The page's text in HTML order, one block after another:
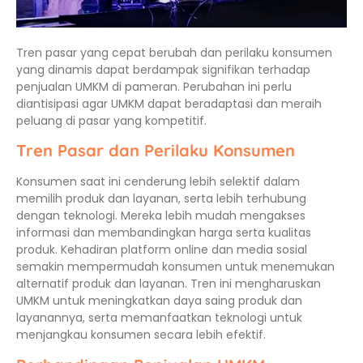
Tren pasar yang cepat berubah dan perilaku konsumen
yang dinamis dapat berdampak signifikan terhadap
penjualan UMKM di pameran. Perubahan ini perlu
diantisipasi agar UMKM dapat beradaptasi dan meraih
peluang di pasar yang kompetitif.
Tren Pasar dan Perilaku Konsumen
Konsumen saat ini cenderung lebih selektif dalam
memilih produk dan layanan, serta lebih terhubung
dengan teknologi. Mereka lebih mudah mengakses
informasi dan membandingkan harga serta kualitas
produk. Kehadiran platform online dan media sosial
semakin mempermudah konsumen untuk menemukan
alternatif produk dan layanan. Tren ini mengharuskan
UMKM untuk meningkatkan daya saing produk dan
layanannya, serta memanfaatkan teknologi untuk
menjangkau konsumen secara lebih efektif.